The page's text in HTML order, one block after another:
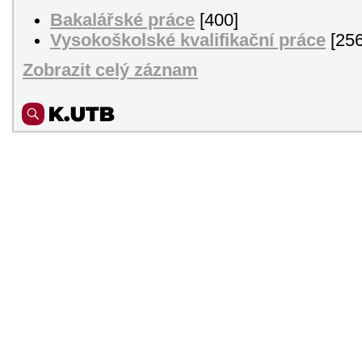
Bakalářské práce [400]
Vysokoškolské kvalifikační práce
Zobrazit celý záznam